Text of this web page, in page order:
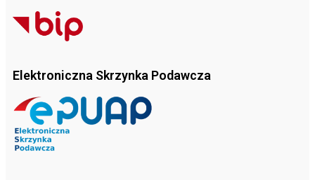
Elektroniczna Skrzynka Podawcza